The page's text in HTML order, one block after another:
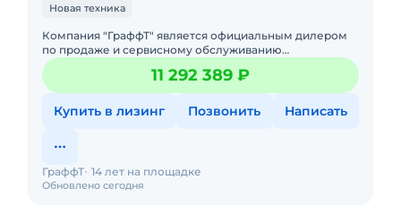
Новая техника
Компания "ГраффТ" является официальным дилером
по продаже и сервисному обслуживанию
экскаваторов Lonking.Предлагаем вам Гусеничный
экскаватор Lonking CDM6245и д
11 292 389 ₽
Купить в лизинг Позвонить Написать
Обновлено сегодня
ГраффТ 14 лет на площадке